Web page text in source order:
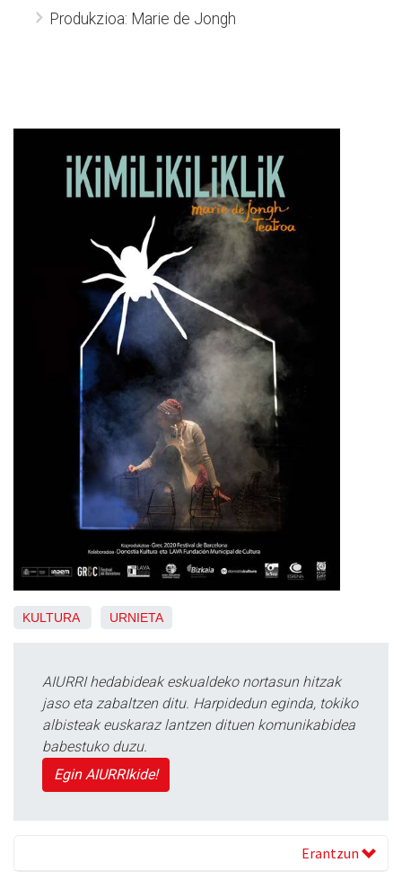
Produkzioa: Marie de Jongh
KULTURA URNIETA
AIURRI hedabideak eskualdeko nortasun hitzak
jaso eta zabaltzen ditu. Harpidedun eginda, tokiko
albisteak euskaraz lantzen dituen komunikabidea
babestuko duzu.
Egin AIURRIkide!
Erantzun